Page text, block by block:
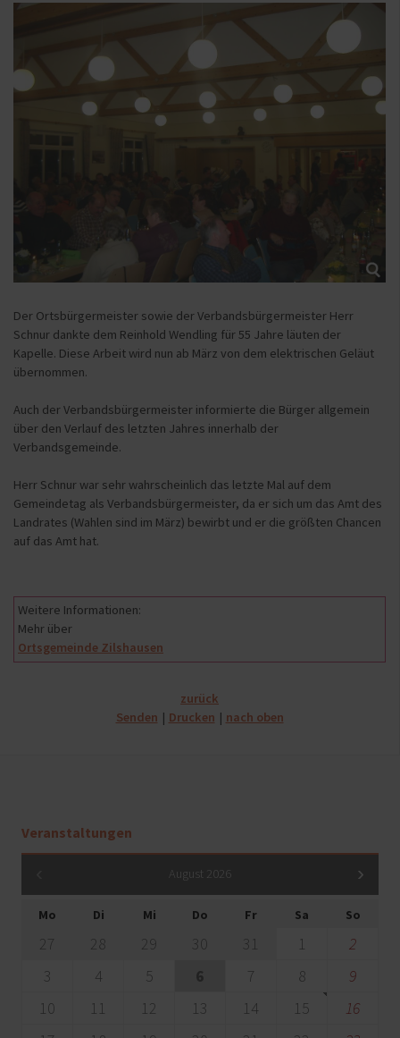
Der Ortsbürgermeister sowie der Verbandsbürgermeister Herr
Schnur dankte dem Reinhold Wendling für 55 Jahre läuten der
Kapelle. Diese Arbeit wird nun ab März von dem elektrischen Geläut
übernommen.
Auch der Verbandsbürgermeister informierte die Bürger allgemein
über den Verlauf des letzten Jahres innerhalb der
Verbandsgemeinde.
Herr Schnur war sehr wahrscheinlich das letzte Mal auf dem
Gemeindetag als Verbandsbürgermeister, da er sich um das Amt des
Landrates (Wahlen sind im März) bewirbt und er die größten Chancen
auf das Amt hat.
Weitere Informationen:
Mehr über
Ortsgemeinde Zilshausen
zurück
Senden
Drucken nach oben
Veranstaltungen
August 2026
Mo Di Mi Do Fr Sa So
27 28 29 30 31 1
2
3
4 5 6 7 8
9
10
11 12 13 14 15
16